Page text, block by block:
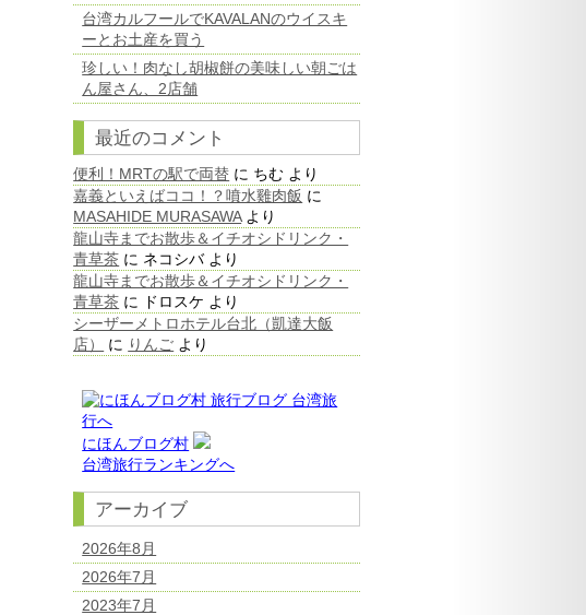
台湾カルフールでKAVALANのウイスキ
ーとお土産を買う
珍しい！肉なし胡椒餅の美味しい朝ごは
ん屋さん、2店舗
最近のコメント
便利！MRTの駅で両替 に ちむ より
嘉義といえばココ！？噴水雞肉飯 に
MASAHIDE MURASAWAより
龍山寺までお散歩＆イチオシドリンク・
青草茶 に ネコシバより
龍山寺までお散歩＆イチオシドリンク・
青草茶 に ドロスケ より
シーザーメトロホテル台北（凱達大飯
店）
に りんご より
にほんブログ村
台湾旅行ランキングへ
アーカイブ
2026年8月
2026年7月
2023年7月